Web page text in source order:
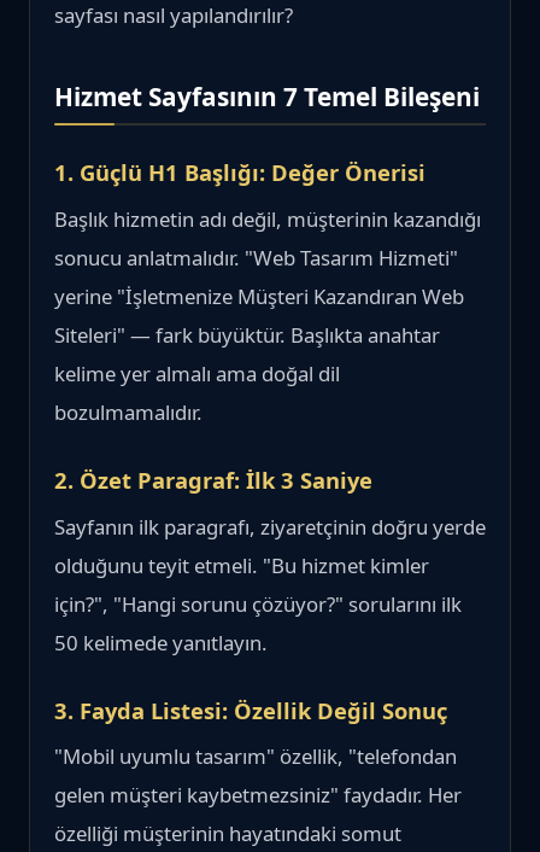
sayfası nasıl yapılandırılır?
Hizmet Sayfasının 7 Temel Bileşeni
1. Güçlü H1 Başlığı: Değer Önerisi
Başlık hizmetin adı değil, müşterinin kazandığı
sonucu anlatmalıdır. "Web Tasarım Hizmeti"
yerine "İşletmenize Müşteri Kazandıran Web
Siteleri" — fark büyüktür. Başlıkta anahtar
kelime yer almalı ama doğal dil
bozulmamalıdır.
2. Özet Paragraf: İlk 3 Saniye
Sayfanın ilk paragrafı, ziyaretçinin doğru yerde
olduğunu teyit etmeli. "Bu hizmet kimler
için?", "Hangi sorunu çözüyor?" sorularını ilk
50 kelimede yanıtlayın.
3. Fayda Listesi: Özellik Değil Sonuç
"Mobil uyumlu tasarım" özellik, "telefondan
gelen müşteri kaybetmezsiniz" faydadır. Her
özelliği müşterinin hayatındaki somut